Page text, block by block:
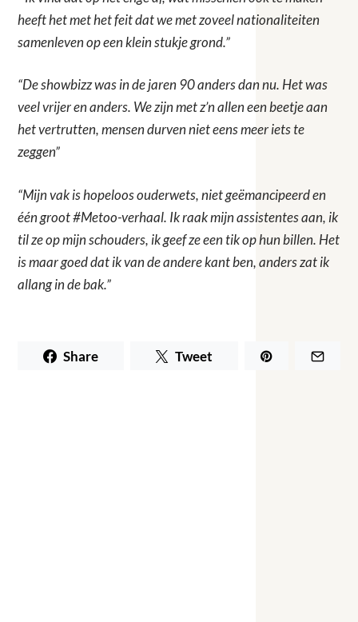
heeft het met het feit dat we met zoveel nationaliteiten
samenleven op een klein stukje grond.”
“De showbizz was in de jaren 90 anders dan nu. Het was
veel vrijer en anders. We zijn met z’n allen een beetje aan
het vertrutten, mensen durven niet eens meer iets te
zeggen”
“Mijn vak is hopeloos ouderwets, niet geëmancipeerd en
één groot #Metoo-verhaal. Ik raak mijn assistentes aan, ik
til ze op mijn schouders, ik geef ze een tik op hun billen. Het
is maar goed dat ik van de andere kant ben, anders zat ik
allang in de bak.”
Share Tweet